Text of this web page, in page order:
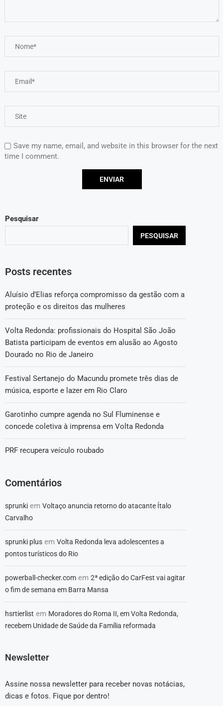
Save my name, email, and website in this browser for the next
time I comment.
Pesquisar
PESQUISAR
Posts recentes
Aluísio d’Elias reforça compromisso da gestão com a
proteção e os direitos das mulheres
Volta Redonda: profissionais do Hospital São João
Batista participam de eventos em alusão ao Agosto
Dourado no Rio de Janeiro
Festival Sertanejo do Macundu promete três dias de
música, esporte e lazer em Rio Claro
Garotinho cumpre agenda no Sul Fluminense e
concede coletiva à imprensa em Volta Redonda
PRF recupera veículo roubado
Comentários
sprunki em Voltaço anuncia retorno do atacante Ítalo
Carvalho
sprunki plus em Volta Redonda leva adolescentes a
pontos turísticos do Rio
powerball-checker.com em 2ª edição do CarFest vai agitar
o fim de semana em Barra Mansa
hsrtierlist em Moradores do Roma II, em Volta Redonda,
recebem Unidade de Saúde da Família reformada
Newsletter
Assine nossa newsletter para receber novas notácias,
dicas e fotos. Fique por dentro!